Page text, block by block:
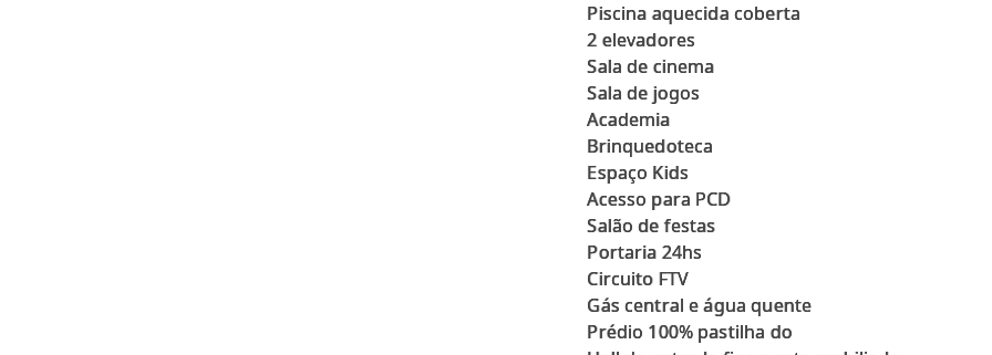
Piscina aquecida coberta
2 elevadores
Sala de cinema
Sala de jogos
Academia
Brinquedoteca
Espaço Kids
Acesso para PCD
Salão de festas
Portaria 24hs
Circuito FTV
Gás central e água quente
Prédio 100% pastilha do